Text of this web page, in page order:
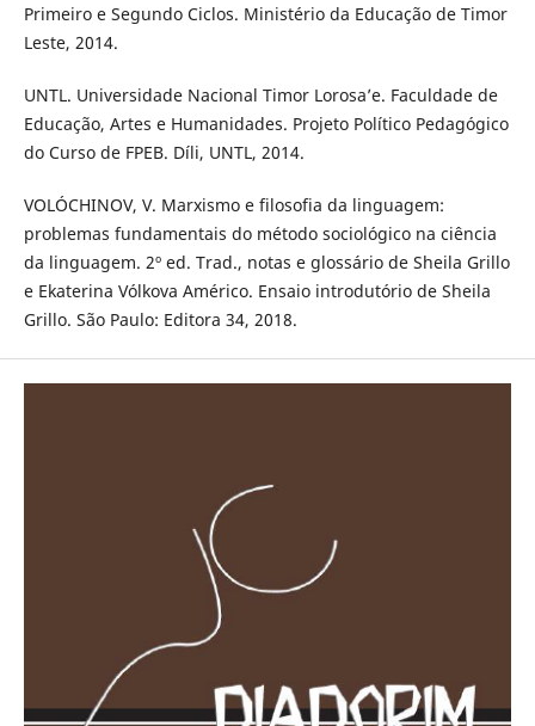
Primeiro e Segundo Ciclos. Ministério da Educação de Timor
Leste, 2014.
UNTL. Universidade Nacional Timor Lorosa’e. Faculdade de
Educação, Artes e Humanidades. Projeto Político Pedagógico
do Curso de FPEB. Díli, UNTL, 2014.
VOLÓCHINOV, V. Marxismo e filosofia da linguagem:
problemas fundamentais do método sociológico na ciência
da linguagem. 2º ed. Trad., notas e glossário de Sheila Grillo
e Ekaterina Vólkova Américo. Ensaio introdutório de Sheila
Grillo. São Paulo: Editora 34, 2018.